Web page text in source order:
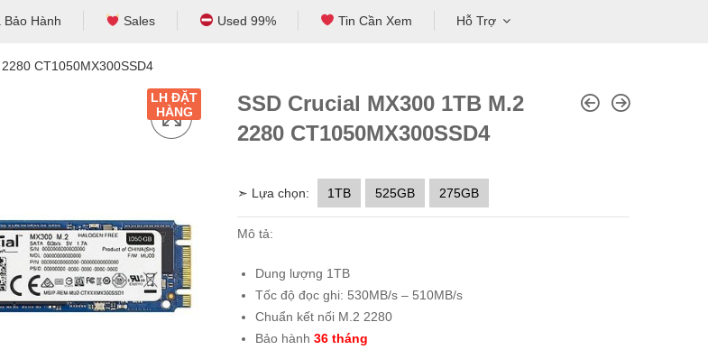
Bảo Hành Sales Used 99% Tin Cần Xem Hỗ Trợ
CT1050MX300SSD4
LH ĐẶT
HÀNG
SSD Crucial MX300 1TB M.2
2280 CT1050MX300SSD4
➣ Lựa chọn: 1TB 525GB 275GB
Mô tả:
Dung lượng 1TB
Tốc độ đọc ghi: 530MB/s – 510MB/s
Chuẩn kết nối M.2 2280
Bảo hành 36 tháng